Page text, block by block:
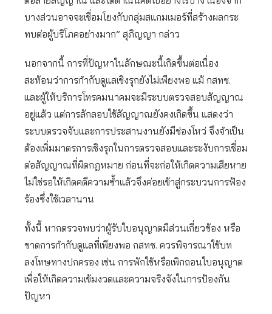
บางส่วนอาจจะเชื่อมโยงกับกลุ่มสแกมเมอร์ที่สร้างผลกระ
ทบต่อผู้บริโภคอย่างมาก” สุภิญญา กล่าว
นอกจากนี้ การที่ปัญหาในลักษณะนี้เกิดขึ้นต่อเนื่อง
สะท้อนว่าการกำกับดูแลเชิงรุกยังไม่เพียงพอ แม้ กสทช.
และผู้ให้บริการโทรคมนาคมจะมีระบบตรวจสอบสัญญาณ
อยู่แล้ว แต่การลักลอบใช้สัญญาณยังคงเกิดขึ้น แสดงว่า
ระบบตรวจจับและการประสานงานยังมีช่องโหว่ จึงจำเป็น
ต้องเพิ่มมาตรการเชิงรุกในการตรวจสอบและระงับการเชื่อม
ต่อสัญญาณที่ผิดกฎหมาย ก่อนที่จะก่อให้เกิดความเสียหาย
ไม่ใช่รอให้เกิดคดีความซ้ำแล้วจึงค่อยเข้าสู่กระบวนการฟ้อง
ร้องซึ่งใช้เวลานาน
ทั้งนี้ หากตรวจพบว่าผู้รับใบอนุญาตมีส่วนเกี่ยวข้อง หรือ
ขาดการกำกับดูแลที่เพียงพอ กสทช. ควรพิจารณาใช้บท
ลงโทษทางปกครอง เช่น การพักใช้หรือเพิกถอนใบอนุญาต
เพื่อให้เกิดความเข้มงวดและความจริงจังในการป้องกัน
ปัญหา